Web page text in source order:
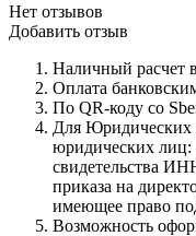
Нет отзывов
Добавить отзыв
Наличный расчет
Оплата
По QR-коду со
Для Юридических
юридических
свидетельства
приказа на
имеющее право
Возможность